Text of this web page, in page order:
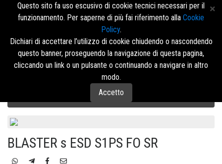
Menù
Calzature di Sicurezza U-Power RED 360
BLASTER s ESD S1PS FO SR
Questo sito fa uso escusivo di cookie tecnici necessari per il
funzionamento. Per saperne di più fai riferimento alla Cookie
Policy.
Dichiari di accettare l’utilizzo di cookie chiudendo o nascondendo
questo banner, proseguendo la navigazione di questa pagina,
cliccando un link o un pulsante o continuando a navigare in altro
modo.
Accetto